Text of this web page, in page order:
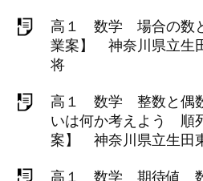
高１ 数学 場合の数
業案】 神奈川県立生
将
高１ 数学 整数と偶
いは何か考えよう 順
案】 神奈川県立生田
高１ 数学 期待値 数